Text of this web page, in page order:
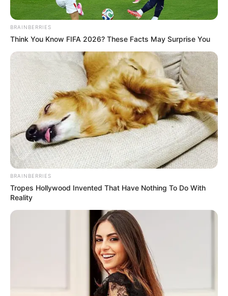
Sincronización anatómica perfecta:
El
ángulo permite que las estructuras
internas se alineen de forma natural,
evitando molestias comunes.
Mayor relajación muscular:Al mantener
los brazos y el torso apoyados, el cuerpo
reduce la tensión acumulada,
permitiendo que la experiencia sea cien
por ciento placentera.
Estimulación de zonas profundas:
ciencia confirma que esta inclinación es
de mayor sensibilidad interna que suelen
pasar desapercibidos.
¡El secreto ha salido a la luz! La anatomía
humana no miente, y los gráficos de la imagen
“10.jpg” dejan claro que un pequeño cambio en
la posición puede marcar toda la diferencia del
BRAINBERRIES
Think You Know FIFA 2026? These Facts May Surprise You
BRAINBERRIES
Tropes Hollywood Invented That Have Nothing To Do With
Reality